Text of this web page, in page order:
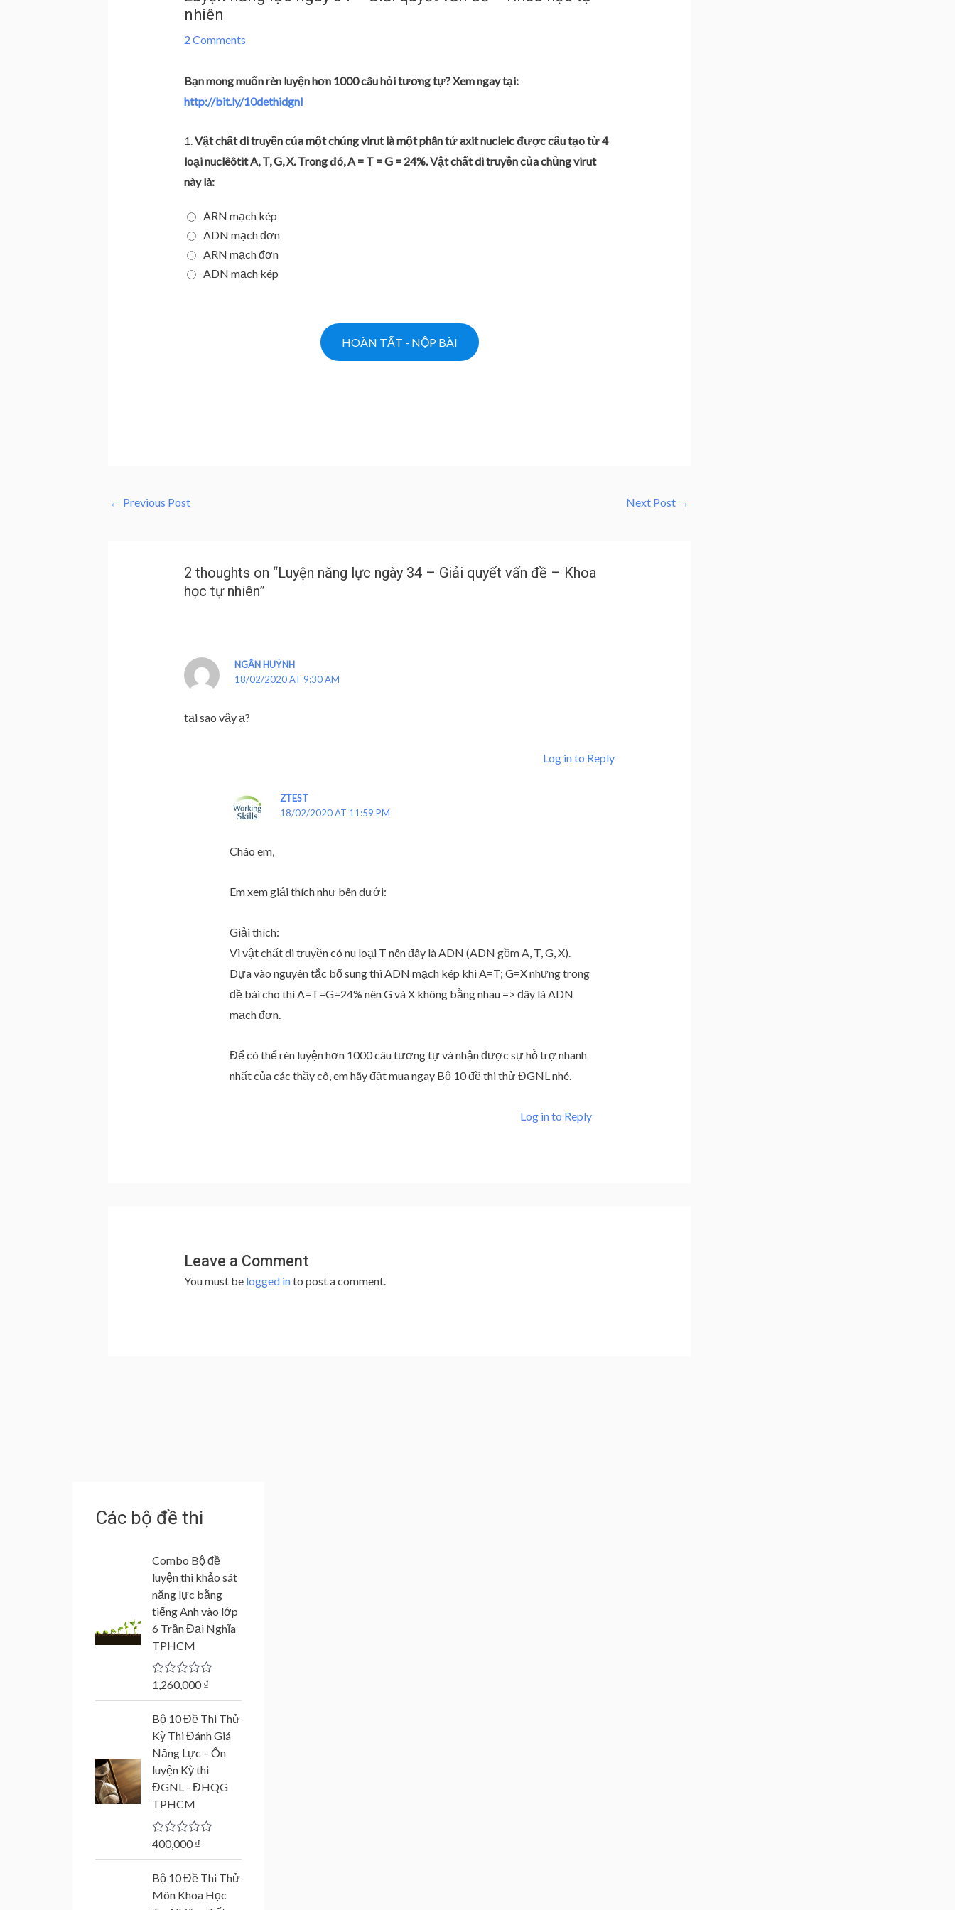
nhiên
2 Comments
Bạn mong muốn rèn luyện hơn 1000 câu hỏi tương tự? Xem ngay tại:
http://bit.ly/10dethidgnl
1.Vật chất di truyền của một chủng virut là một phân tử axit nucleic được cấu tạo từ 4
loại nuclêôtit A, T, G, X. Trong đó, A = T = G = 24%. Vật chất di truyền của chủng virut
này là:
ARN mạch kép
ADN mạch đơn
ARN mạch đơn
ADN mạch kép
← Previous Post Next Post →
2 thoughts on “Luyện năng lực ngày 34 – Giải quyết vấn đề – Khoa
học tự nhiên”
NGÂN HUỲNH
18/02/2020 AT 9:30 AM
tại sao vậy ạ?
Log in to Reply
ZTEST
18/02/2020 AT 11:59 PM
Chào em,
Em xem giải thích như bên dưới:
Giải thích:
Vì vật chất di truyền có nu loại T nên đây là ADN (ADN gồm A, T, G, X).
Dựa vào nguyên tắc bổ sung thì ADN mạch kép khi A=T; G=X nhưng trong
đề bài cho thì A=T=G=24% nên G và X không bằng nhau => đây là ADN
mạch đơn.
Để có thể rèn luyện hơn 1000 câu tương tự và nhận được sự hỗ trợ nhanh
nhất của các thầy cô, em hãy đặt mua ngay Bộ 10 đề thi thử ĐGNL nhé.
Log in to Reply
Leave a Comment
You must be logged into post a comment.
Các bộ đề thi
Combo Bộ đề
luyện thi khảo sát
năng lực bằng
tiếng Anh vào lớp
6 Trần Đại Nghĩa
TPHCM
R
e
0
o
t
o
5
1,260,000₫
Bộ 10 Đề Thi Thử
Kỳ Thi Đánh Giá
Năng Lực – Ôn
luyện Kỳ thi
ĐGNL - ĐHQG
TPHCM
R
e
0
400,000₫
Bộ 10 Đề Thi Thử
Môn Khoa Học
r
i
u
r